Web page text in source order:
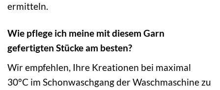
ermitteln.
Wie pflege ich meine mit diesem Garn
gefertigten Stücke am besten?
Wir empfehlen, Ihre Kreationen bei maximal
30°C im Schonwaschgang der Waschmaschine zu